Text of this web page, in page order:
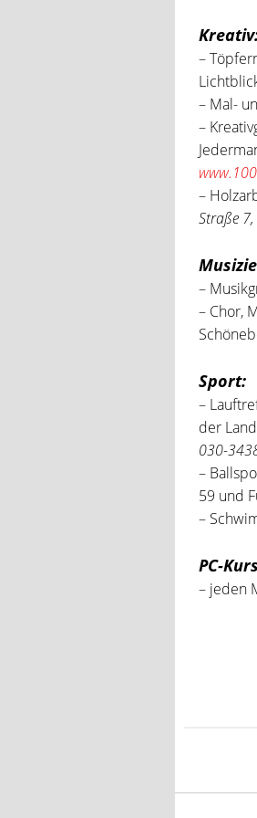
–
– Mal-
–
–
Straße
–
– Chor,
Sport:
–
der
030-
–
59 und
–
PC-
– jeden